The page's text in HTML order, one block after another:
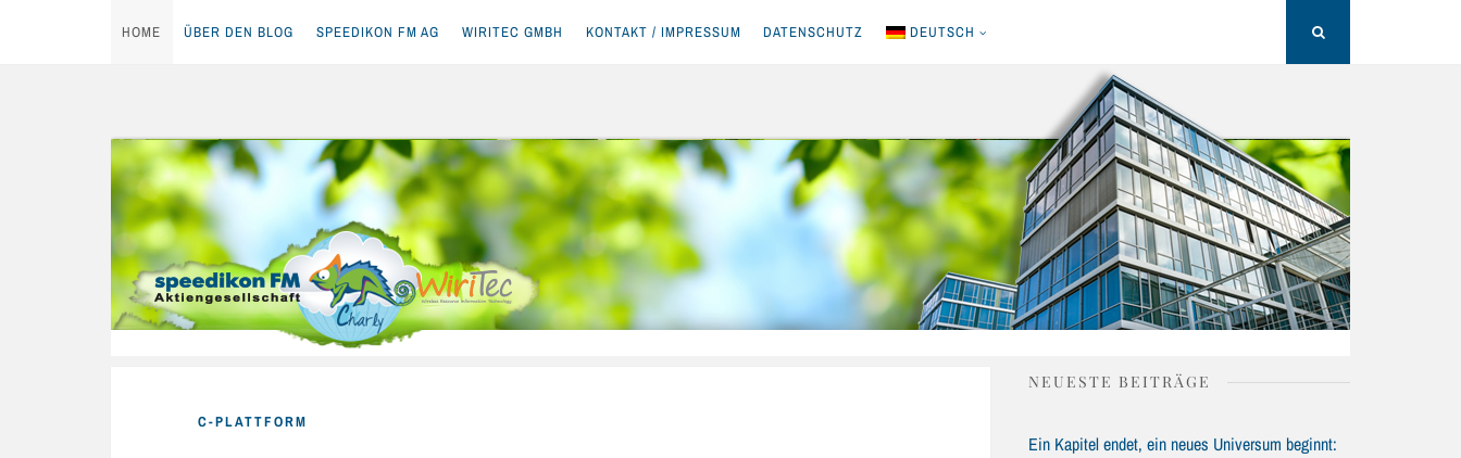
content
HOME ÜBER DEN BLOG SPEEDIKON FM AG WIRITEC GMBH KONTAKT / IMPRESSUM DATENSCHUTZ DEUTSCH
C-PLATTFORM
NEUESTE BEITRÄGE
Ein Kapitel endet, ein neues Universum beginnt: